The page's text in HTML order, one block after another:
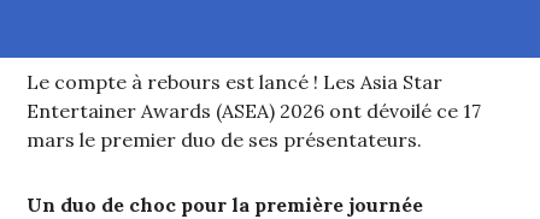
Le compte à rebours est lancé ! Les Asia Star
Entertainer Awards (ASEA) 2026 ont dévoilé ce 17
mars le premier duo de ses présentateurs.
Un duo de choc pour la première journée